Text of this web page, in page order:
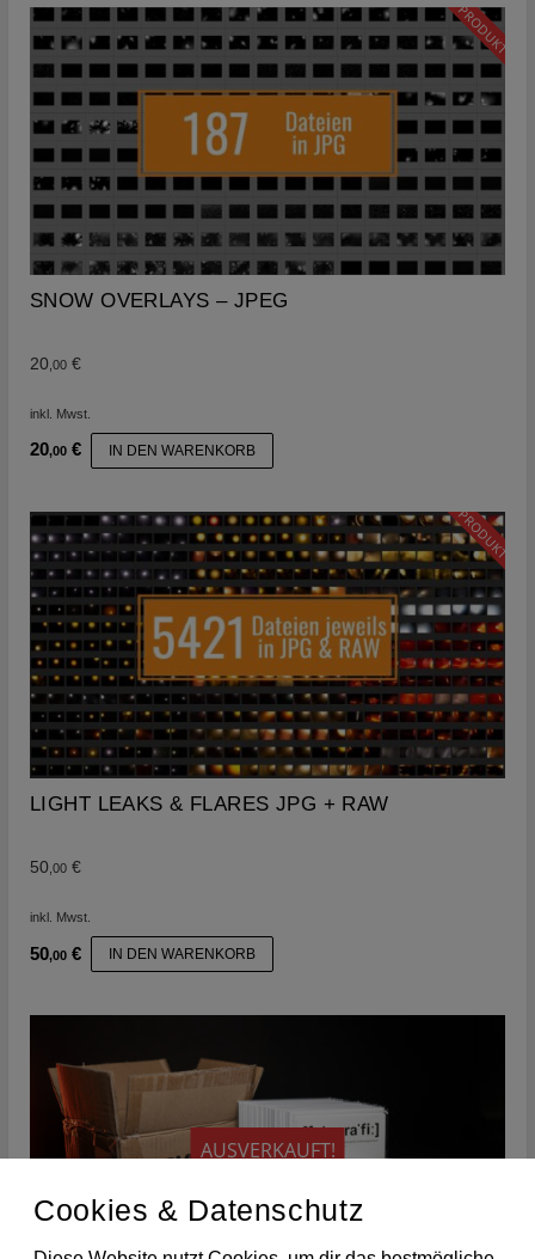
PRODUKT
SNOW OVERLAYS – JPEG
20 ,00 €
inkl. Mwst.
20,00 € IN DEN WARENKORB
PRODUKT
LIGHT LEAKS & FLARES JPG + RAW
50 ,00 €
inkl. Mwst.
50,00 € IN DEN WARENKORB
AUSVERKAUFT!
Cookies & Datenschutz